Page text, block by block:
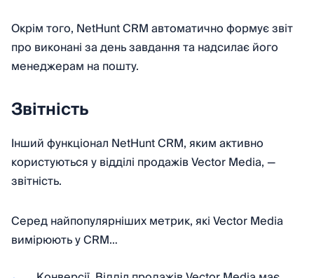
Окрім того, NetHunt CRM автоматично формує звіт
про виконані за день завдання та надсилає його
менеджерам на пошту.
Звітність
Інший функціонал NetHunt CRM, яким активно
користуються у відділі продажів Vector Media, —
звітність.
Серед найпопулярніших метрик, які Vector Media
вимірюють у CRM…